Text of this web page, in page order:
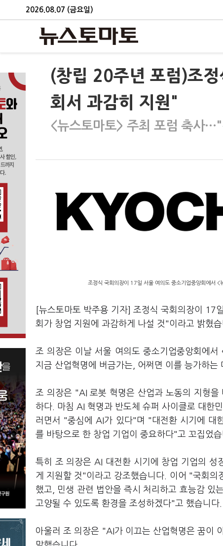
2026.08.07 (금요일)
(창립 20주년 포럼)조
회서 과감히 지원"
<뉴스토마토> 주최 포럼 축사
조정식 국회의장이 17일 서울 여의도 중소기업중앙회에서
[뉴스토마토 박주용 기자] 조정식 국회의장이 17
회가 창업 지원에 과감하게 나설 것"이라고 밝혔습
조 의장은 이날 서울 여의도 중소기업중앙회에
지금 산업혁명에 버금가는, 어쩌면 이를 능가하
조 의장은 "AI 로봇 혁명은 산업과 노동의 지형
하다. 마침 AI 혁명과 반도체 슈퍼 사이클로 대한
러면서 "중심에 AI가 있다"며 "대전환 시기에 대
를 바탕으로 한 창업 기업이 중요하다"고 꼬집었습
특히 조 의장은 AI 대전환 시기에 창업 기업의 성
게 지원할 것"이라고 강조했습니다. 이어 "국회의
했고, 민생 관련 법안을 즉시 처리하고 효능감 있
고양될 수 있도록 환경을 조성하겠다"고 했습니다.
아울러 조 의장은 "AI가 이끄는 산업혁명은 꿈이